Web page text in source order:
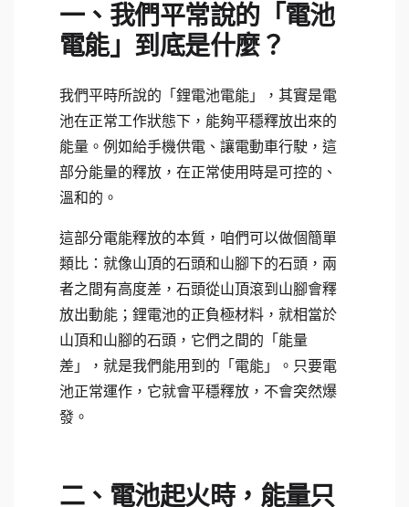
一、我們平常說的「電池
電能」到底是什麼？
我們平時所說的「鋰電池電能」，其實是電
池在正常工作狀態下，能夠平穩釋放出來的
能量。例如給手機供電、讓電動車行駛，這
部分能量的釋放，在正常使用時是可控的、
溫和的。
這部分電能釋放的本質，咱們可以做個簡單
類比：就像山頂的石頭和山腳下的石頭，兩
者之間有高度差，石頭從山頂滾到山腳會釋
放出動能；鋰電池的正負極材料，就相當於
山頂和山腳的石頭，它們之間的「能量
差」，就是我們能用到的「電能」。只要電
池正常運作，它就會平穩釋放，不會突然爆
發。
二、電池起火時，能量只